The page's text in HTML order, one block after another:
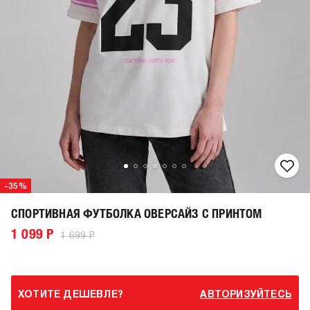
-35%
СПОРТИВНАЯ ФУТБОЛКА ОВЕРСАЙЗ С ПРИНТОМ
1 099 Р 1 699 Р
ХОТИТЕ ДЕШЕВЛЕ? АВТОРИЗУЙТЕСЬ